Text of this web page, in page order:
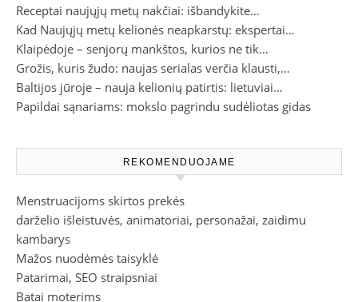
Receptai naujųjų metų nakčiai: išbandykite…
Kad Naujųjų metų kelionės neapkarstų: ekspertai…
Klaipėdoje – senjorų mankštos, kurios ne tik…
Grožis, kuris žudo: naujas serialas verčia klausti,…
Baltijos jūroje – nauja kelionių patirtis: lietuviai…
Papildai sąnariams: mokslo pagrindu sudėliotas gidas
REKOMENDUOJAME
Menstruacijoms skirtos prekės
darželio išleistuvės, animatoriai, personažai, zaidimu
kambarys
Mažos nuodėmės taisyklė
Patarimai, SEO straipsniai
Batai moterims